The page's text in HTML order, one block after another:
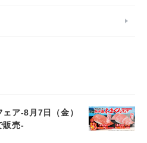
ェア-8月7日（金）
販売-